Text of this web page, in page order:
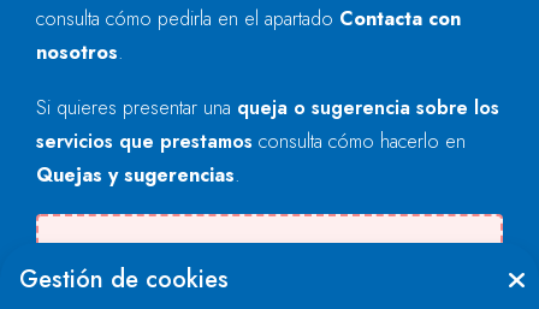
consulta cómo pedirla en el apartado Contacta con
nosotros.
Si quieres presentar una queja o sugerencia sobre los
servicios que prestamos consulta cómo hacerlo en
Quejas y sugerencias.
"text".
Gestión de cookies